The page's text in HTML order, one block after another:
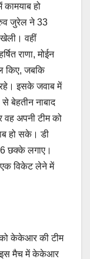
हो
जुरेल ने 33
वहीं
राणा, मोईन
किए, जबकि
इसके जवाब में
बेहतीन नाबाद
वह अपनी टीम को
हो सके। डी
छक्के लगाए।
एक विकेट लेने में
केकेआर की टीम
इस मैच में केकेआर